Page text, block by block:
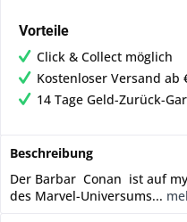
Vorteile
Click & Collect möglich
Kostenloser Versand ab
14 Tage Geld-Zurück-
Beschreibung
Der Barbar Conan ist auf
des Marvel-Universums...